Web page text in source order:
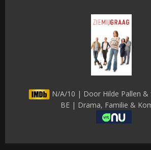
N/A/10 | Door Hilde Pallen &
BE | Drama, Familie &